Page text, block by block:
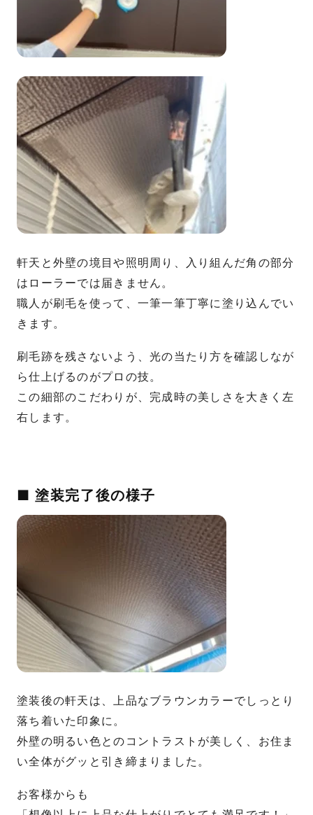
軒天と外壁の境目や照明周り、入り組んだ角の部分
はローラーでは届きません。
職人が刷毛を使って、一筆一筆丁寧に塗り込んでい
きます。
刷毛跡を残さないよう、光の当たり方を確認しなが
ら仕上げるのがプロの技。
この細部のこだわりが、完成時の美しさを大きく左
右します。
■ 塗装完了後の様子
塗装後の軒天は、上品なブラウンカラーでしっとり
落ち着いた印象に。
外壁の明るい色とのコントラストが美しく、お住ま
い全体がグッと引き締まりました。
お客様からも